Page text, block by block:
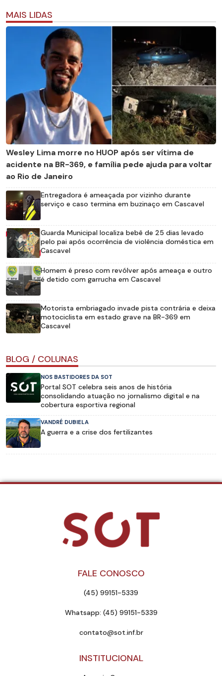
MAIS LIDAS
Wesley Lima morre no HUOP após ser vítima de
acidente na BR-369, e família pede ajuda para voltar
ao Rio de Janeiro
Entregadora é ameaçada por vizinho durante
serviço e caso termina em buzinaço em Cascavel
Guarda Municipal localiza bebê de 25 dias levado
pelo pai após ocorrência de violência doméstica em
Cascavel
Homem é preso com revólver após ameaça e outro
é detido com garrucha em Cascavel
Motorista embriagado invade pista contrária e deixa
motociclista em estado grave na BR-369 em
Cascavel
BLOG / COLUNAS
NOS BASTIDORES DA SOT
Portal SOT celebra seis anos de história
consolidando atuação no jornalismo digital e na
cobertura esportiva regional
VANDRÉ DUBIELA
A guerra e a crise dos fertilizantes
FALE CONOSCO
(45) 99151-5339
Whatsapp: (45) 99151-5339
contato@sot.inf.br
INSTITUCIONAL